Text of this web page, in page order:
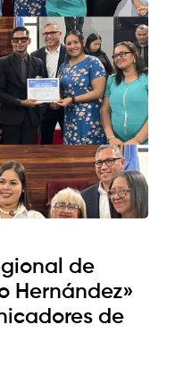
de
Hernández»
de